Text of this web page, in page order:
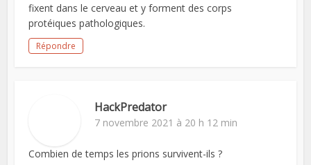
fixent dans le cerveau et y forment des corps
protéiques pathologiques.
Répondre
HackPredator
7 novembre 2021 à 20 h 12 min
Combien de temps les prions survivent-ils ?